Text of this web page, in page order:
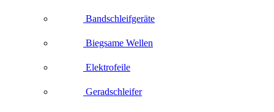
Bandschleifgeräte
Biegsame Wellen
Elektrofeile
Geradschleifer